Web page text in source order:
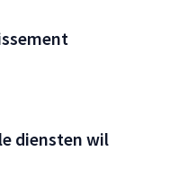
diensten wil